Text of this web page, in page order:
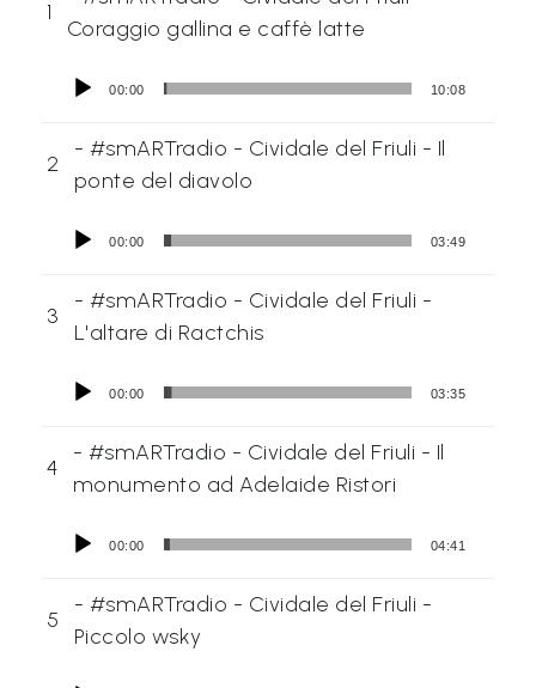
1
Coraggio gallina e caffè latte
00:00 10:08
2
- #smARTradio - Cividale del Friuli - Il
ponte del diavolo
00:00 03:49
3
- #smARTradio - Cividale del Friuli -
L'altare di Ractchis
00:00 03:35
4
- #smARTradio - Cividale del Friuli - Il
monumento ad Adelaide Ristori
00:00 04:41
5
- #smARTradio - Cividale del Friuli -
Piccolo wsky